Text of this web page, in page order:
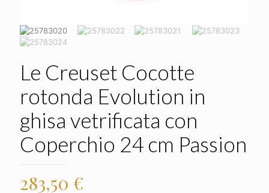
Le Creuset Cocotte
rotonda Evolution in
ghisa vetrificata con
Coperchio 24 cm Passion
283,50 €